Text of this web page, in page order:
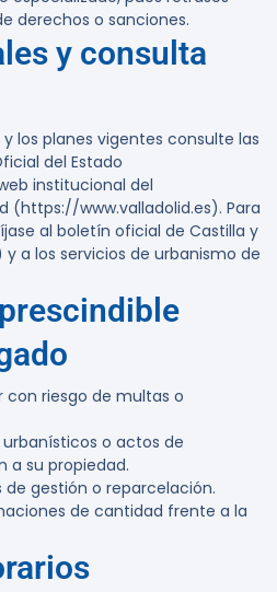
derechos o sanciones.
y consulta
los planes vigentes consulte las
del Estado
institucional del
(https://www.valladolid.es). Para
al boletín oficial de Castilla y
a los servicios de urbanismo de
con riesgo de multas o
o actos de
a su propiedad.
gestión o reparcelación.
de cantidad frente a la